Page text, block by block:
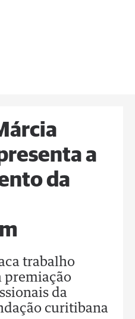
a
da
trabalho
premiação
da
curitibana